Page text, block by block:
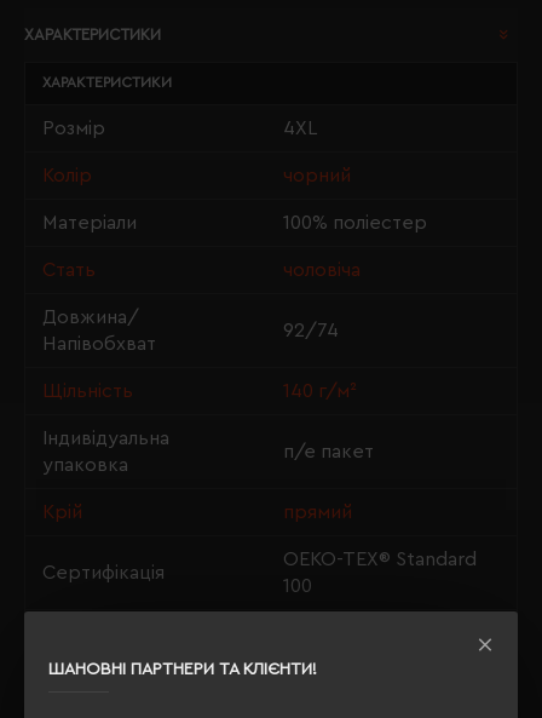
ШАНОВНІ ПАРТНЕРИ ТА КЛІЄНТИ!
ХАРАКТЕРИСТИКИ
ХАРАКТЕРИСТИКИ
Розмір 4XL
Колір чорний
Матеріали 100% поліестер
Стать чоловіча
Довжина/
Напівобхват
92/74
Щільність 140 г/м²
Індивідуальна
упаковка
п/е пакет
Крій прямий
Сертифікація
OEKO-TEX® Standard
100